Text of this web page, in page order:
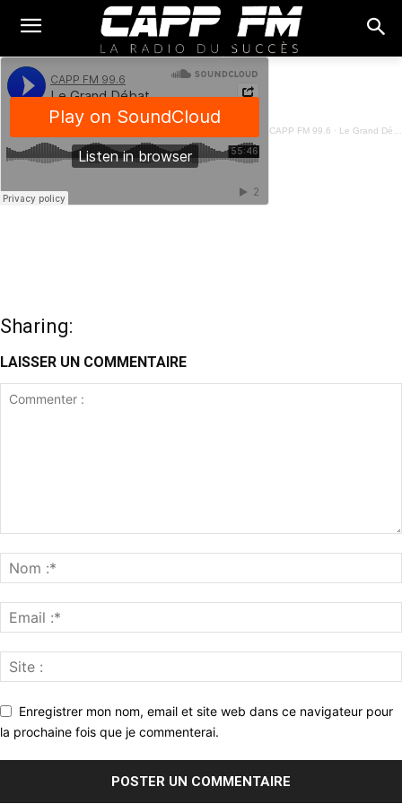
CAPP FM 99.6 · Le Grand Débat - 13 Juin 2024
Sharing:
LAISSER UN COMMENTAIRE
Enregistrer mon nom, email et site web dans ce navigateur pour
la prochaine fois que je commenterai.